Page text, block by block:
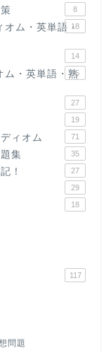
8
オム・英単語・
18
14
ム・英単語・熟
15
27
19
ィオム 71
集 35
！ 27
29
18
117
問題